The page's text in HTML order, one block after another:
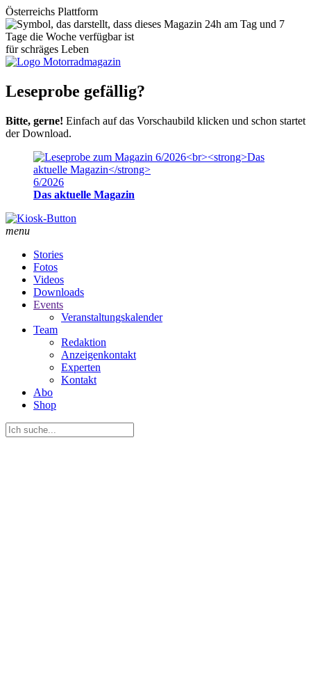
Österreichs Plattform
für schräges Leben
Leseprobe gefällig?
Bitte, gerne! Einfach auf das Vorschaubild klicken und schon startet
der Download.
6/2026
Das aktuelle Magazin
menu
Stories
Fotos
Videos
Downloads
Events
Veranstaltungskalender
Team
Redaktion
Anzeigenkontakt
Experten
Kontakt
Abo
Shop